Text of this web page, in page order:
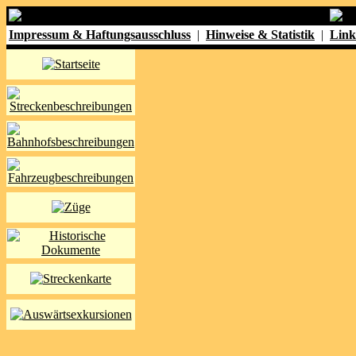
Impressum & Haftungsausschluss | Hinweise & Statistik |